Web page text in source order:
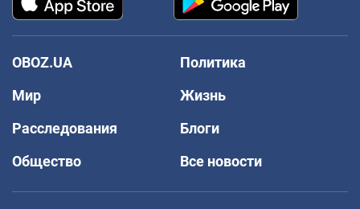
OBOZ.UA
Политика
Мир
Жизнь
Расследования
Блоги
Общество
Все новости